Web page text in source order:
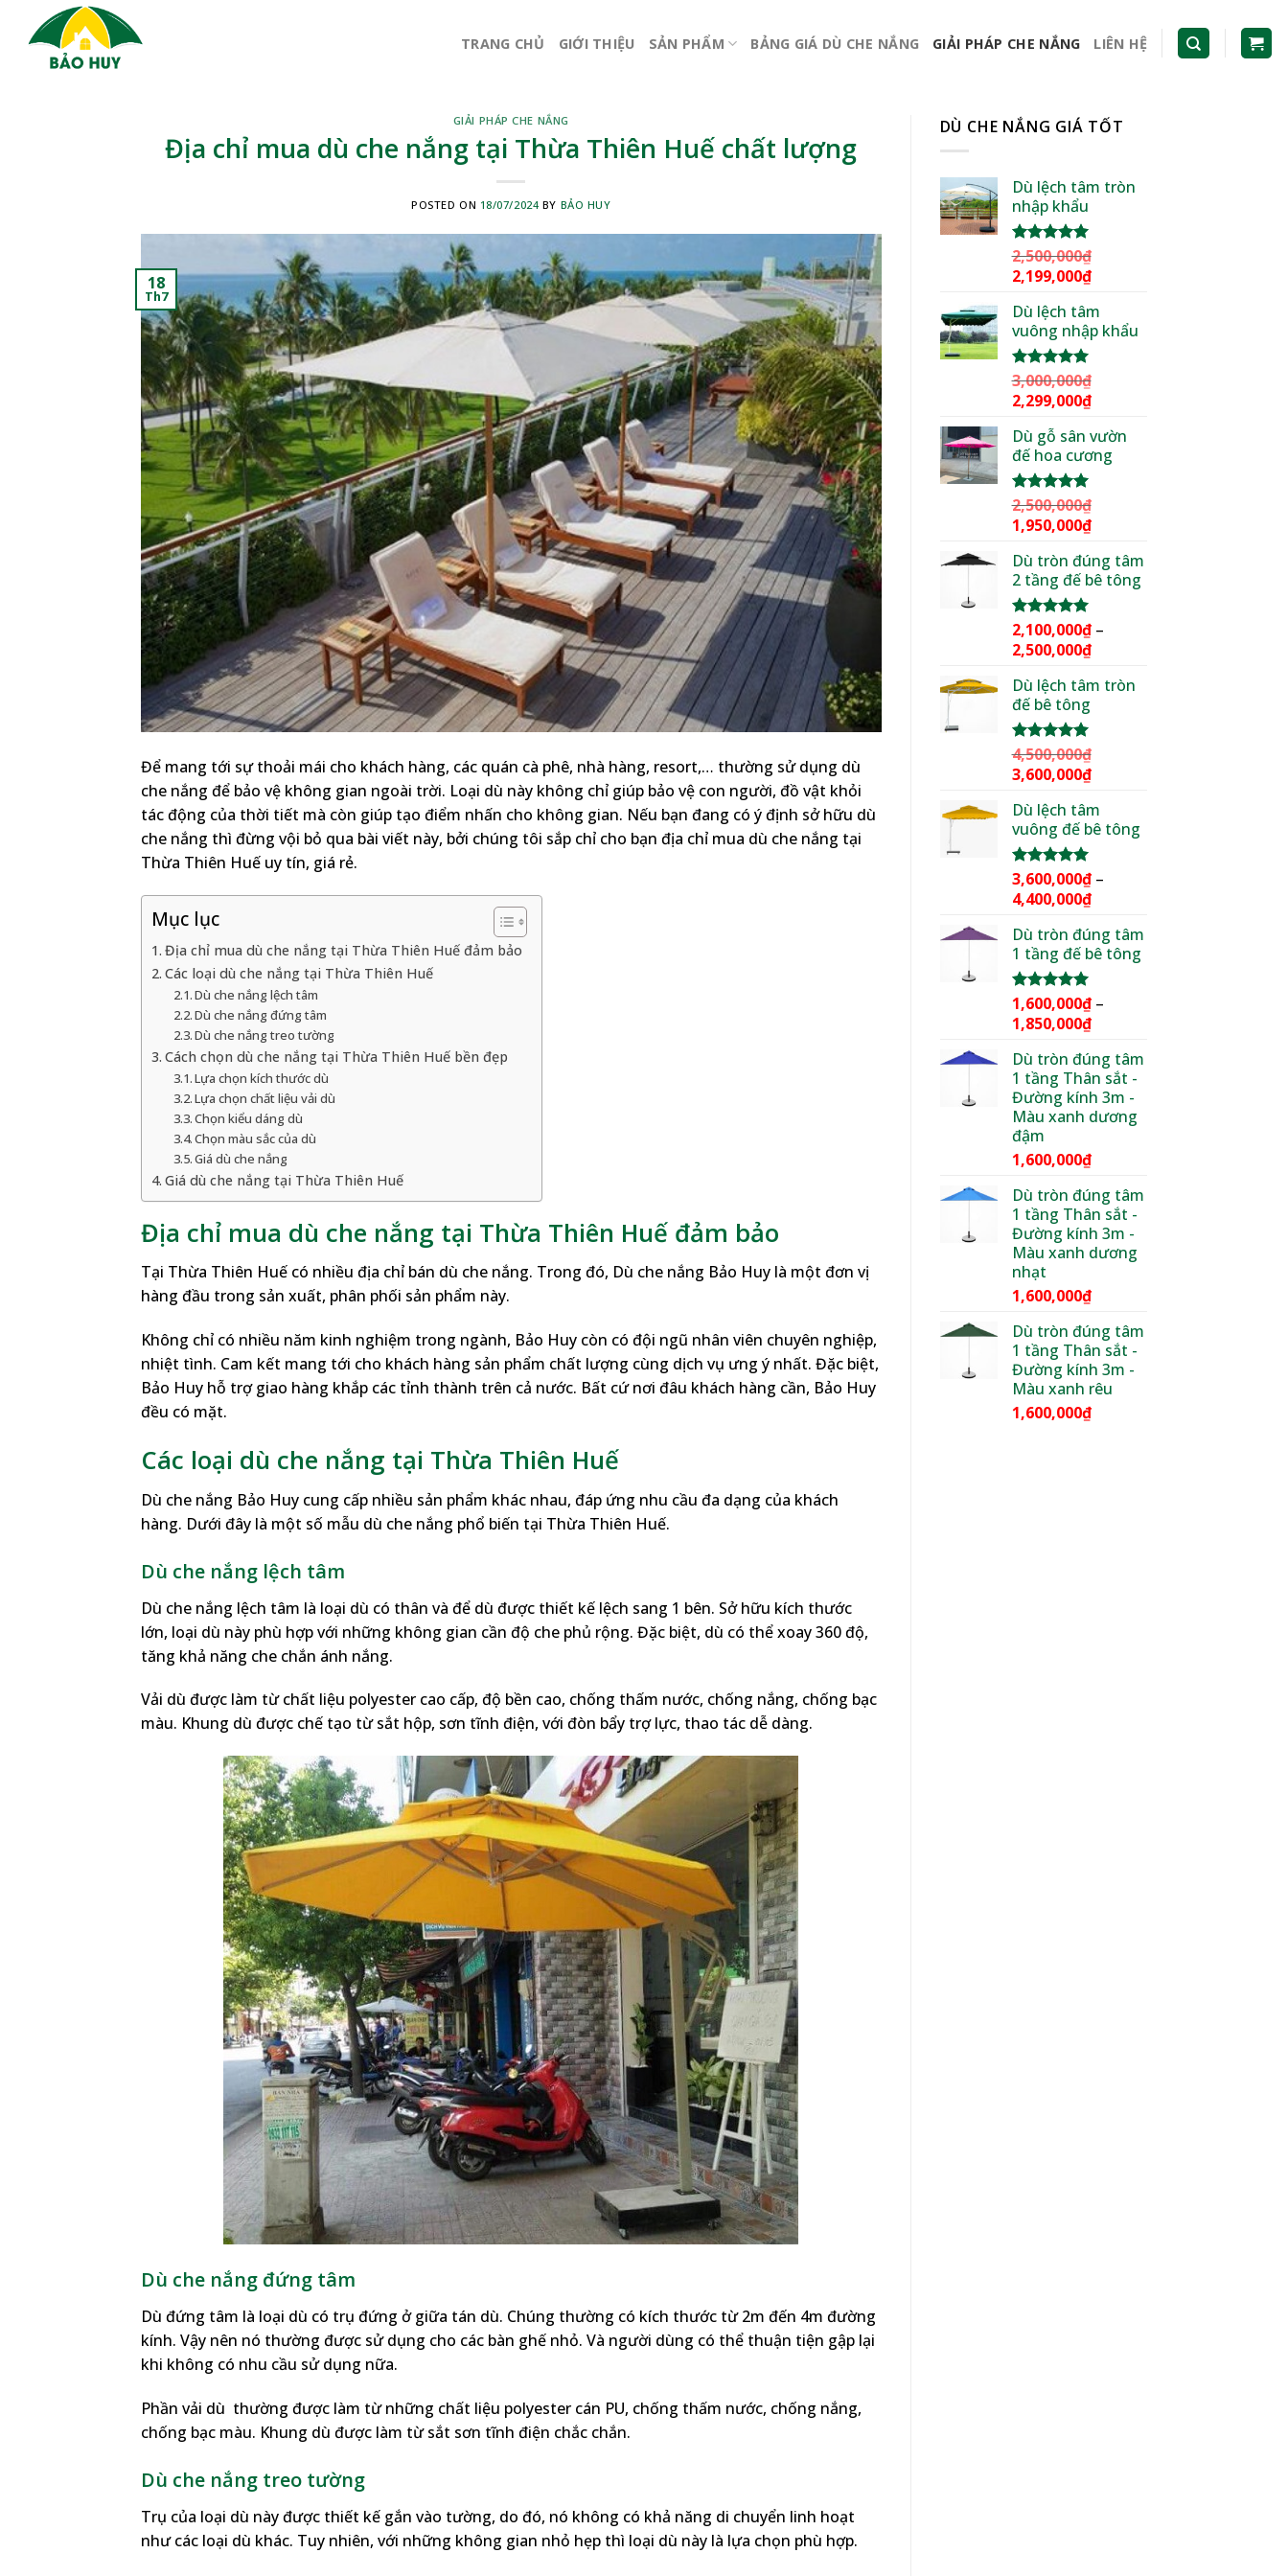
content
TRANG CHỦ GIỚI THIỆU SẢN PHẨM BẢNG GIÁ DÙ CHE NẮNG GIẢI PHÁP CHE NẮNG LIÊN HỆ
GIẢI PHÁP CHE NẮNG
Địa chỉ mua dù che nắng tại Thừa Thiên Huế chất lượng
POSTED ON 18/07/2024BY BẢO HUY
18
Th7
Để mang tới sự thoải mái cho khách hàng, các quán cà phê, nhà hàng, resort,… thường sử dụng dù
che nắng để bảo vệ không gian ngoài trời. Loại dù này không chỉ giúp bảo vệ con người, đồ vật khỏi
tác động của thời tiết mà còn giúp tạo điểm nhấn cho không gian. Nếu bạn đang có ý định sở hữu dù
che nắng thì đừng vội bỏ qua bài viết này, bởi chúng tôi sắp chỉ cho bạn địa chỉ mua dù che nắng tại
Thừa Thiên Huế uy tín, giá rẻ.
Mục lục
Địa chỉ mua dù che nắng tại Thừa Thiên Huế đảm bảo
Các loại dù che nắng tại Thừa Thiên Huế
Dù che nắng lệch tâm
Dù che nắng đứng tâm
Dù che nắng treo tường
Cách chọn dù che nắng tại Thừa Thiên Huế bền đẹp
Lựa chọn kích thước dù
Lựa chọn chất liệu vải dù
Chọn kiểu dáng dù
Chọn màu sắc của dù
Giá dù che nắng
Giá dù che nắng tại Thừa Thiên Huế
Địa chỉ mua dù che nắng tại Thừa Thiên Huế đảm bảo
Tại Thừa Thiên Huế có nhiều địa chỉ bán dù che nắng. Trong đó, Dù che nắng Bảo Huy là một đơn vị
hàng đầu trong sản xuất, phân phối sản phẩm này.
Không chỉ có nhiều năm kinh nghiệm trong ngành, Bảo Huy còn có đội ngũ nhân viên chuyên nghiệp,
nhiệt tình. Cam kết mang tới cho khách hàng sản phẩm chất lượng cùng dịch vụ ưng ý nhất. Đặc biệt,
Bảo Huy hỗ trợ giao hàng khắp các tỉnh thành trên cả nước. Bất cứ nơi đâu khách hàng cần, Bảo Huy
đều có mặt.
Các loại dù che nắng tại Thừa Thiên Huế
Dù che nắng Bảo Huy cung cấp nhiều sản phẩm khác nhau, đáp ứng nhu cầu đa dạng của khách
hàng. Dưới đây là một số mẫu dù che nắng phổ biến tại Thừa Thiên Huế.
Dù che nắng lệch tâm
Dù che nắng lệch tâm là loại dù có thân và để dù được thiết kế lệch sang 1 bên. Sở hữu kích thước
lớn, loại dù này phù hợp với những không gian cần độ che phủ rộng. Đặc biệt, dù có thể xoay 360 độ,
tăng khả năng che chắn ánh nắng.
Vải dù được làm từ chất liệu polyester cao cấp, độ bền cao, chống thấm nước, chống nắng, chống bạc
màu. Khung dù được chế tạo từ sắt hộp, sơn tĩnh điện, với đòn bẩy trợ lực, thao tác dễ dàng.
Dù che nắng đứng tâm
Dù đứng tâm là loại dù có trụ đứng ở giữa tán dù. Chúng thường có kích thước từ 2m đến 4m đường
kính. Vậy nên nó thường được sử dụng cho các bàn ghế nhỏ. Và người dùng có thể thuận tiện gập lại
khi không có nhu cầu sử dụng nữa.
Phần vải dù thường được làm từ những chất liệu polyester cán PU, chống thấm nước, chống nắng,
chống bạc màu. Khung dù được làm từ sắt sơn tĩnh điện chắc chắn.
Dù che nắng treo tường
Trụ của loại dù này được thiết kế gắn vào tường, do đó, nó không có khả năng di chuyển linh hoạt
như các loại dù khác. Tuy nhiên, với những không gian nhỏ hẹp thì loại dù này là lựa chọn phù hợp.
DÙ CHE NẮNG GIÁ TỐT
Dù lệch tâm tròn
nhập khẩu
Được xếp
hạng5.00
5 sao
2,500,000₫
Giá
là:
2,500,000₫.
2,199,000₫Giá
tại
là:
Dù lệch tâm
vuông nhập khẩu
Được xếp
hạng5.00
5 sao
3,000,000₫
Giá
là:
3,000,000₫.
2,299,000₫Giá
tại
là:
Dù gỗ sân vườn
đế hoa cương
Được xếp
hạng5.00
5 sao
2,500,000₫
Giá
là:
2,500,000₫.
1,950,000₫Giá
tại
là:
Dù tròn đúng tâm
2 tầng đế bê tông
Được xếp
hạng5.00
5 sao
2,100,000₫ –
2,500,000₫Khoảng
từ
2,500,000₫
Dù lệch tâm tròn
đế bê tông
Được xếp
hạng5.00
5 sao
4,500,000₫
Giá
là:
4,500,000₫.
3,600,000₫Giá
tại
là:
Dù lệch tâm
vuông đế bê tông
Được xếp
hạng5.00
5 sao
3,600,000₫ –
4,400,000₫Khoảng
từ
3,600,000₫
4,400,000₫
Dù tròn đúng tâm
1 tầng đế bê tông
Được xếp
hạng5.00
5 sao
1,600,000₫ –
1,850,000₫Khoảng
từ
1,600,000₫
đến
1,850,000₫
Dù tròn đúng tâm
1 tầng Thân sắt -
Đường kính 3m -
Màu xanh dương
đậm
1,600,000₫
Dù tròn đúng tâm
1 tầng Thân sắt -
Đường kính 3m -
Màu xanh dương
nhạt
1,600,000₫
Dù tròn đúng tâm
1 tầng Thân sắt -
Đường kính 3m -
Màu xanh rêu
1,600,000₫